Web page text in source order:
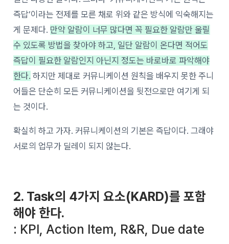
즉답’이라는 전제를 모른 채로 위와 같은 방식에 익숙해지는
게 문제다. 만약 알람이 너무 많다면 꼭 필요한 알람만 울릴
수 있도록 방법을 찾아야 하고, 일단 알람이 온다면 적어도
즉답이 필요한 알람인지 아닌지 정도는 바로바로 파악해야
한다. 하지만 제대로 커뮤니케이션 원칙을 배우지 못한 주니
어들은 단순히 모든 커뮤니케이션을 뒷전으로만 여기게 되
는 것이다.
확실히 하고 가자. 커뮤니케이션의 기본은 즉답이다. 그래야
서로의 업무가 딜레이 되지 않는다.
2. Task의 4가지 요소(KARD)를 포함
해야 한다.
: KPI, Action Item, R&R, Due date